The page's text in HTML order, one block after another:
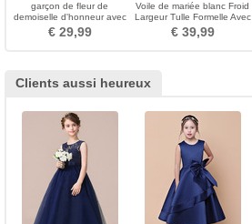
garçon de fleur de
demoiselle d'honneur avec
une fleur dans la fleur de la
main
€ 29,99
Voile de mariée blanc Froid
Largeur Tulle Formelle Avec
le peigne
€ 39,99
Clients aussi heureux